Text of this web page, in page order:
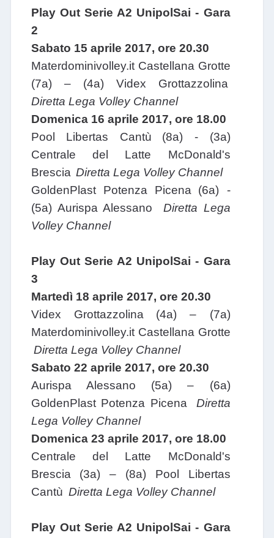
Play Out Serie A2 UnipolSai - Gara
2
Sabato 15 aprile 2017, ore 20.30
Materdominivolley.it Castellana Grotte
(7a) – (4a) Videx Grottazzolina
Diretta Lega Volley Channel
Domenica 16 aprile 2017, ore 18.00
Pool Libertas Cantù
(8a) - (3a)
Centrale del Latte McDonald's
Brescia Diretta Lega Volley Channel
GoldenPlast Potenza Picena (6a) -
(5a) Aurispa Alessano
Diretta Lega
Volley Channel
Play Out Serie A2 UnipolSai - Gara
3
Martedì 18 aprile 2017, ore 20.30
Videx Grottazzolina
(4a) – (7a)
Materdominivolley.it Castellana Grotte
Diretta Lega Volley Channel
Sabato 22 aprile 2017, ore 20.30
Aurispa Alessano
(5a) – (6a)
GoldenPlast Potenza Picena
Diretta
Lega Volley Channel
Domenica 23 aprile 2017, ore 18.00
Centrale del Latte McDonald's
Brescia
(3a) – (8a) Pool Libertas
Cantù Diretta Lega Volley Channel
Play Out Serie A2 UnipolSai - Gara